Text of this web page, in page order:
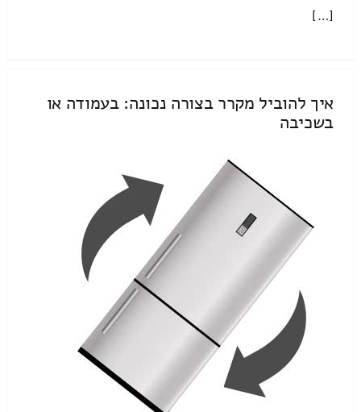
[…]
איך להוביל מקרר בצורה נכונה: בעמודה או
בשכיבה